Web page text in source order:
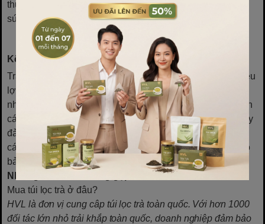
thường, cần dùng ngay để giảm thiểu nguy cơ gây hại tới
sức khoẻ.
Kết Luận
Trà túi lọc là một thức uống bổ dưỡng có thể mang lại nhiều
lợi ích về sức khoẻ nếu được sử dụng đúng cách. Tuy
nhiên, việc dùng trà túi lọc để qua đêm mà không lưu ý đến
cách bảo quản có thể dẫn đến nhiều hậu quả nặng nề. Hãy
đảm bảo bạn thường xuyên uống trà tươi mới và sử dụng
các cách bảo quản thích hợp để tăng cường sức khoẻ cho
bản thân và gia đình.
Những câu hỏi thường gặp:
Mua túi lọc trà ở đâu?
HVL là đơn vị cung câp túi lọc trà toàn quốc. Với hơn 1000
đối tác lớn nhỏ trải khắp toàn quốc, doanh nghiệp đảm bảo